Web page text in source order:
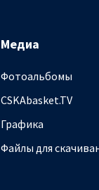
Медиа
Фотоальбомы
CSKAbasket.TV
Графика
Файлы для